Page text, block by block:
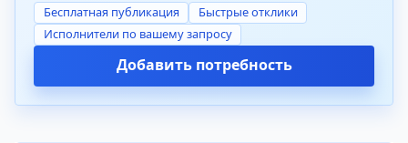
Бесплатная публикация
Быстрые отклики
Исполнители по вашему запросу
Добавить потребность